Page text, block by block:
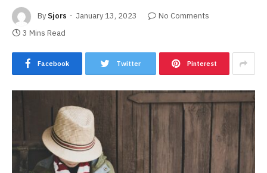
By Sjors January 13, 2023
No Comments
3 Mins Read
Facebook Twitter Pinterest